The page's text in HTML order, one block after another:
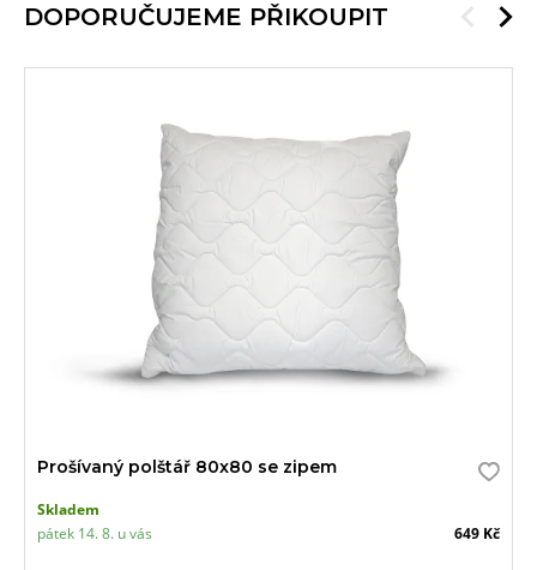
DOPORUČUJEME PŘIKOUPIT
Prošívaný polštář 80x80 se zipem
Skladem
pátek 14. 8. u vás
649 Kč